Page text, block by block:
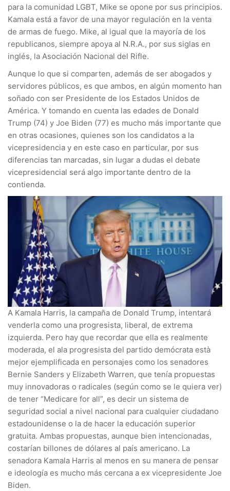
para la comunidad LGBT, Mike se opone por sus principios.
Kamala está a favor de una mayor regulación en la venta
de armas de fuego. Mike, al igual que la mayoría de los
republicanos, siempre apoya al N.R.A., por sus siglas en
inglés, la Asociación Nacional del Rifle.
Aunque lo que si comparten, además de ser abogados y
servidores públicos, es que ambos, en algún momento han
soñado con ser Presidente de los Estados Unidos de
América. Y tomando en cuenta las edades de Donald
Trump (74) y Joe Biden (77) es mucho más importante que
en otras ocasiones, quienes son los candidatos a la
vicepresidencia y en este caso en particular, por sus
diferencias tan marcadas, sin lugar a dudas el debate
vicepresidencial será algo importante dentro de la
contienda.
A Kamala Harris, la campaña de Donald Trump, intentará
venderla como una progresista, liberal, de extrema
izquierda. Pero hay que recordar que ella es realmente
moderada, el ala progresista del partido demócrata està
mejor ejemplificada en personajes como los senadores
Bernie Sanders y Elizabeth Warren, que tenía propuestas
muy innovadoras o radicales (según como se le quiera ver)
de tener “Medicare for all”, es decir un sistema de
seguridad social a nivel nacional para cualquier ciudadano
estadounidense o la de hacer la educación superior
gratuita. Ambas propuestas, aunque bien intencionadas,
costarían billones de dólares al país americano. La
senadora Kamala Harris al menos en su manera de pensar
e ideología es mucho más cercana a ex vicepresidente Joe
Biden.